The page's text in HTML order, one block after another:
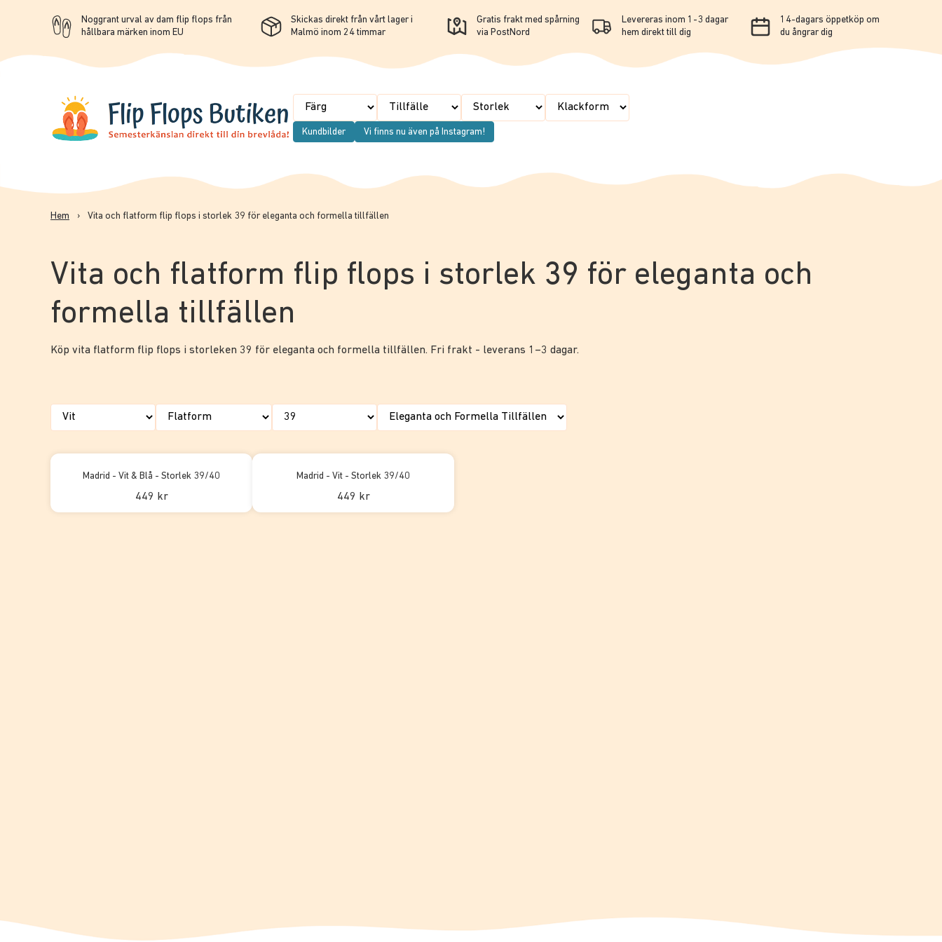
Noggrant urval av dam flip flops från
hållbara märken inom EU
Skickas direkt från vårt lager i
Malmö inom 24 timmar
Gratis frakt med spårning
via PostNord
Levereras inom 1-3 dagar
hem direkt till dig
14-dagars öppetköp om
du ångrar dig
Kundbilder Vi finns nu även på Instagram!
Hem › Vita och flatform flip flops i storlek 39 för eleganta och formella tillfällen
Vita och flatform flip flops i storlek 39 för eleganta och
formella tillfällen
Köp vita flatform flip flops i storleken 39 för eleganta och formella tillfällen. Fri frakt - leverans 1–3 dagar.
Madrid - Vit & Blå - Storlek 39/40
449 kr
Madrid - Vit - Storlek 39/40
449 kr